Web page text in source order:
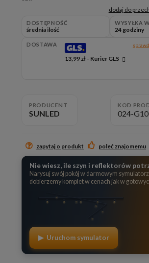
dodaj do
DOSTĘPNOŚĆ
średnia ilość
WYSYŁKA W
24 godziny
DOSTAWA
13,99 zł - Kurier GLS
PRODUCENT
SUNLED
KOD
024-
zapytaj o produkt poleć znajomemu
Nie wiesz, ile szyn i reflektorów
Narysuj swój pokój w darmowym
dobierzemy komplet w cenach jak w
▶ Uruchom symulator